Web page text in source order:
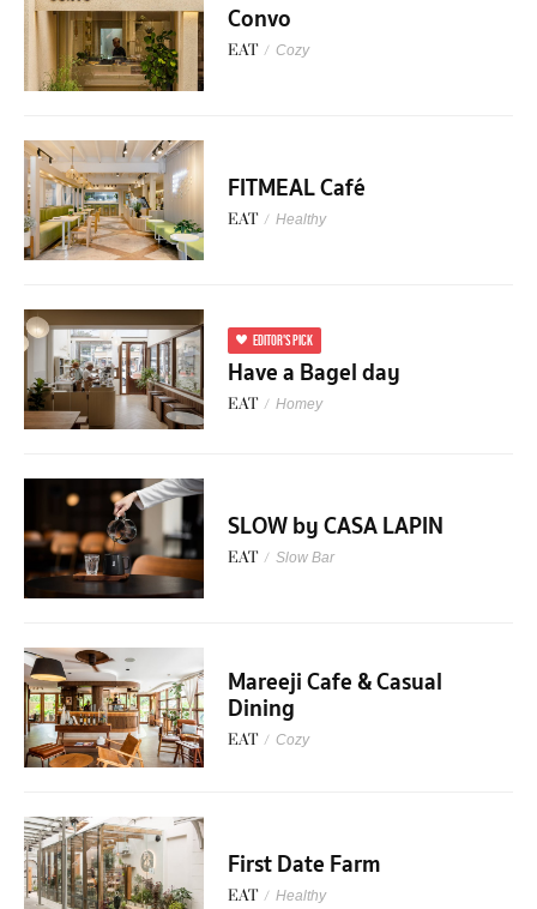
Convo
EAT / Cozy
FITMEAL Café
EAT / Healthy
EDITOR'S PICK
Have a Bagel day
EAT / Homey
SLOW by CASA LAPIN
EAT / Slow Bar
Mareeji Cafe & Casual
Dining
EAT / Cozy
First Date Farm
EAT / Healthy